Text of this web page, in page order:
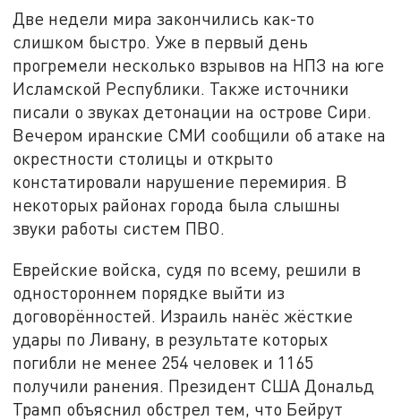
Две недели мира закончились как-то
слишком быстро. Уже в первый день
прогремели несколько взрывов на НПЗ на юге
Исламской Республики. Также источники
писали о звуках детонации на острове Сири.
Вечером иранские СМИ сообщили об атаке на
окрестности столицы и открыто
констатировали нарушение перемирия. В
некоторых районах города была слышны
звуки работы систем ПВО.
Еврейские войска, судя по всему, решили в
одностороннем порядке выйти из
договорённостей. Израиль нанёс жёсткие
удары по Ливану, в результате которых
погибли не менее 254 человек и 1165
получили ранения. Президент США Дональд
Трамп объяснил обстрел тем, что Бейрут